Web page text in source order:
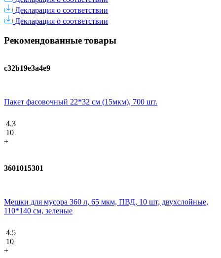
Декларация о соответствии
Декларация о соответствии
Рекомендованные товары
c32b19e3a4e9
Пакет фасовочный 22*32 см (15мкм), 700 шт.
4.3
10
+
3601015301
Мешки для мусора 360 л, 65 мкм, ПВД, 10 шт, двухслойные,
110*140 см, зеленые
4.5
10
+